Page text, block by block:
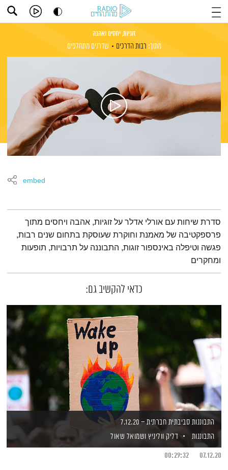
זוגיות, יחסים ואהבה
מתוך: רבות הדרכים שדרנים מתחלפים
embed
תמצית הפודקאסט
סדרת שיחות עם אורלי אדלר על זוגיות, אהבה ויחסים מתוך
פרספקטיבה של מאמנת וחוקרת שעוסקת בתחום שנים רבות,
פגשה וטיפלה באינספור זוגות, התבוננה על תרבויות, תופעות
ומחקרים
כדאי להקשיב גם:
התבוננות סביבתית חברתית – 7.12.20
התבוננות
דליק ווליניץ ושמואל שאול
07.12.20
00:29:32